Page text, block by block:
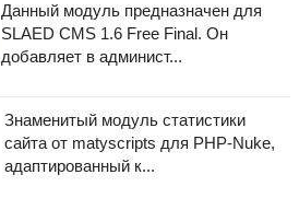
Данный модуль предназначен для
SLAED CMS 1.6 Free Final. Он
добавляет в админист...
Знаменитый модуль статистики
сайта от matyscripts для PHP-Nuke,
адаптированный к...